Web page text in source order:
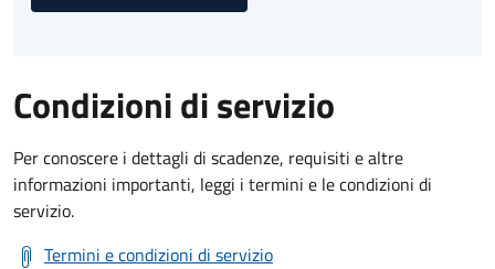
Condizioni di servizio
Per conoscere i dettagli di scadenze, requisiti e altre
informazioni importanti, leggi i termini e le condizioni di
servizio.
Termini e condizioni di servizio